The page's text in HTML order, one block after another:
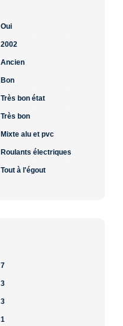
Oui
2002
Ancien
Bon
Très bon état
Très bon
Mixte alu et pvc
Roulants électriques
Tout à l'égout
7
3
3
1